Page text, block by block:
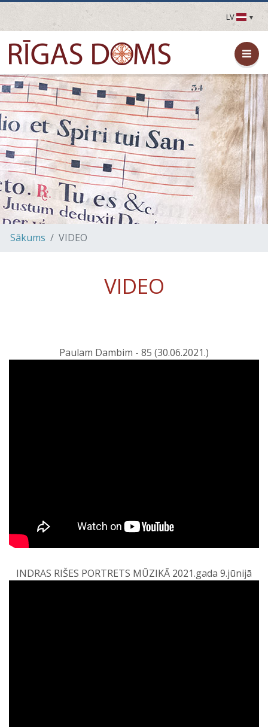
LV
LV
EN
DE
FR
UA
LT
EE
FI
Sākums VIDEO
VIDEO
Paulam Dambim - 85 (30.06.2021.)
INDRAS RIŠES PORTRETS MŪZIKĀ 2021.gada 9.jūnijā